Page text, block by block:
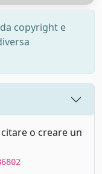
copyright e
o creare un